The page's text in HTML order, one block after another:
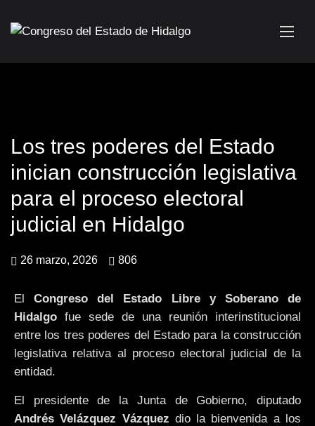
Los tres poderes del Estado
inician construcción legislativa
para el proceso electoral
judicial en Hidalgo
26 marzo, 2026 806
ElCongreso del Estado Libre y Soberano de
Hidalgo fue sede de una reunión interinstitucional
entre los tres poderes del Estado para la construcción
legislativa relativa al proceso electoral judicial de la
entidad.
El presidente de la Junta de Gobierno, diputado
Andrés Velázquez Vázquez dio la bienvenida a los